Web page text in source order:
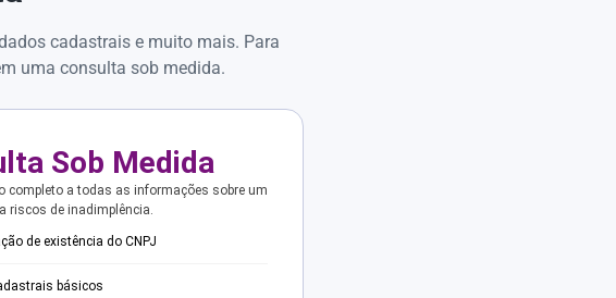
cadastrais e muito mais. Para
uma consulta sob medida.
Sob Medida
completo a todas as informações sobre um
riscos de inadimplência.
de existência do CNPJ
básicos